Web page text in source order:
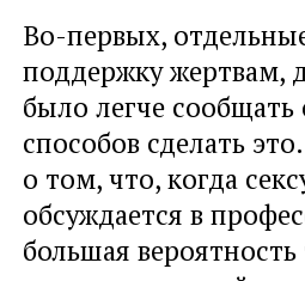
Во-первых,
поддержку жертвам,
было легче
способов сделать
о том, что, когда
обсуждается в
большая